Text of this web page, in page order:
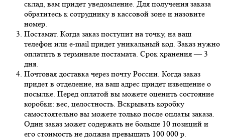
склад, вам придет уведомление. Для получения заказа
обратитесь к сотруднику в кассовой зоне и назовите
номер.
Постамат. Когда заказ поступит на точку, на ваш
телефон или e-mail придет уникальный код. Заказ нужно
оплатить в терминале постамата. Срок хранения — 3
дня.
Почтовая доставка через почту России. Когда заказ
придет в отделение, на ваш адрес придет извещение о
посылке. Перед оплатой вы можете оценить состояние
коробки: вес, целостность. Вскрывать коробку
самостоятельно вы можете только после оплаты заказа.
Один заказ может содержать не больше 10 позиций и
его стоимость не должна превышать 100 000 р.